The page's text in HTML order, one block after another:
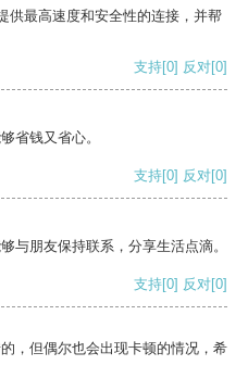
供最高速度和安全性的连接，并帮
支持[0] 反对[0]
省钱又省心。
支持[0] 反对[0]
与朋友保持联系，分享生活点滴。
支持[0] 反对[0]
，但偶尔也会出现卡顿的情况，希